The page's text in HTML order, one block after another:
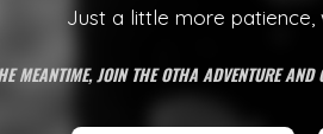
Just a little more patience,
MEANTIME, JOIN THE OTHA ADVENTURE AND